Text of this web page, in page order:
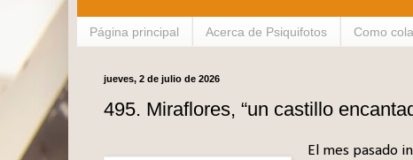
Página principal Acerca de Psiquifotos Como
jueves, 2 de julio de 2026
495. Miraflores, “un castillo
El mes pasado